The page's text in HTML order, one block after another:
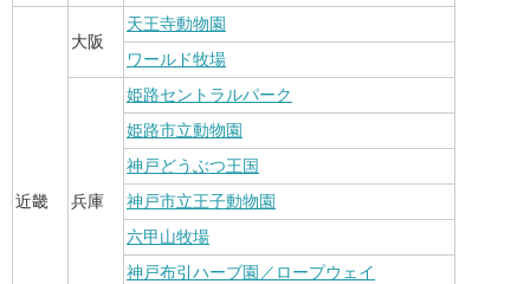
近畿
大阪
天王寺動物園
ワールド牧場
兵庫
姫路セントラルパーク
姫路市立動物園
神戸どうぶつ王国
神戸市立王子動物園
六甲山牧場
神戸布引ハーブ園／ロープウェイ